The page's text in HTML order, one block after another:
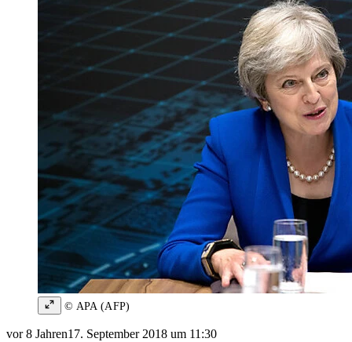
© APA (AFP)
vor 8 Jahren17. September 2018 um 11:30